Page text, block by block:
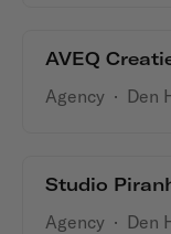
AVEQ
Agency · Den
Studio
Agency · Den